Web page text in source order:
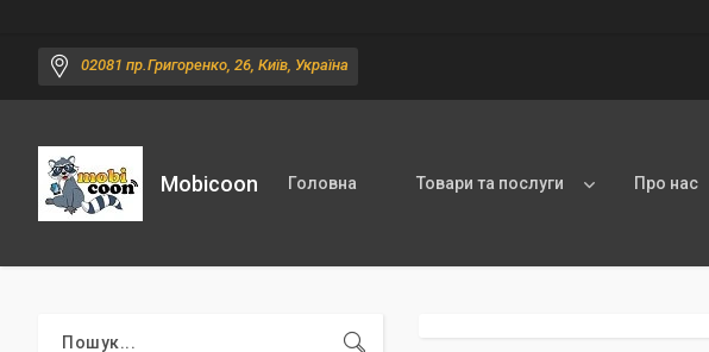
02081 пр.Григоренко, 26, Київ, Україна
Mobicoon Головна Товари та послуги Про нас